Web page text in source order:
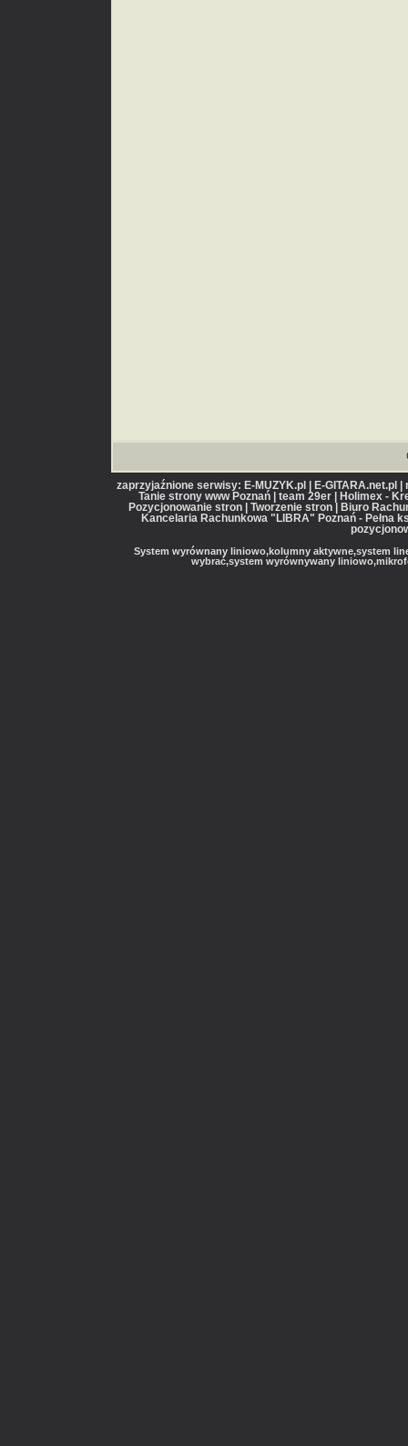
zaprzyjaźnione serwisy: E-MUZYK.pl | E-GITARA.net.pl
Tanie strony www Poznań | team 29er | Holimex -
Pozycjonowanie stron | Tworzenie stron | Biuro
Kancelaria Rachunkowa "LIBRA" Poznań - Pełna
System wyrównany liniowo,kolumny aktywne,system
wybrać,system wyrównywany